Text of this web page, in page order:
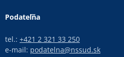
Podateľňa
tel.: +421 2 321 33 250
e-mail: podatelna@nssud.sk